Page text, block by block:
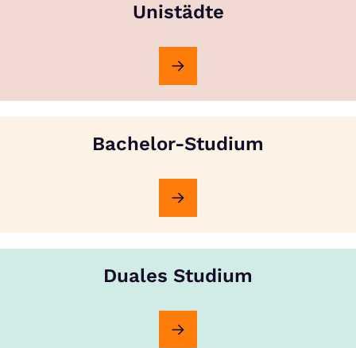
Unistädte
Bachelor-Studium
Duales Studium